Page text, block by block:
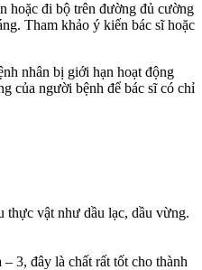
hoặc đi bộ trên đường đủ cường
Tham khảo ý kiến bác sĩ hoặc
nhân bị giới hạn hoạt động
của người bệnh để bác sĩ có chỉ
thực vật như dầu lạc, dầu vừng.
3, đây là chất rất tốt cho thành